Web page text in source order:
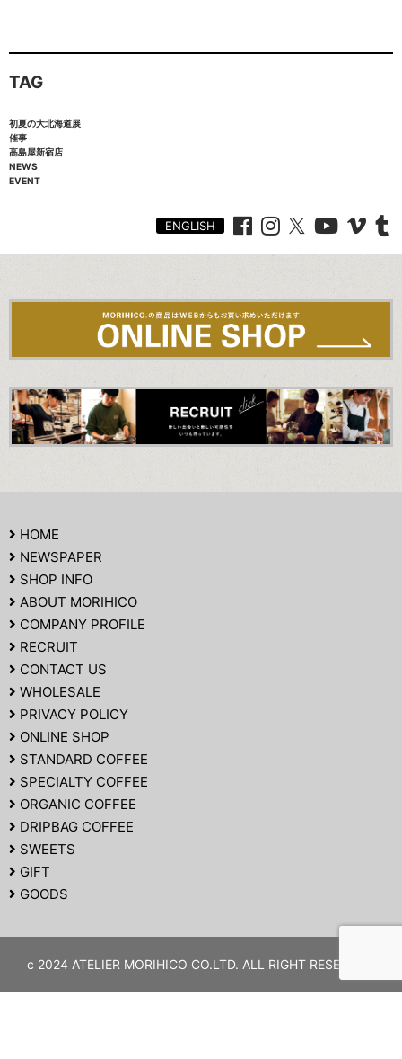
TAG
初夏の大北海道展
催事
高島屋新宿店
NEWS
EVENT
ENGLISH
HOME
NEWSPAPER
SHOP INFO
ABOUT MORIHICO
COMPANY PROFILE
RECRUIT
CONTACT US
WHOLESALE
PRIVACY POLICY
ONLINE SHOP
STANDARD COFFEE
SPECIALTY COFFEE
ORGANIC COFFEE
DRIPBAG COFFEE
SWEETS
GIFT
GOODS
c 2024 ATELIER MORIHICO CO.LTD. ALL RIGHT RESERVED.